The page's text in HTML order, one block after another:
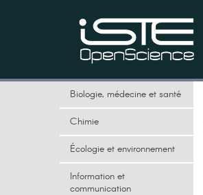
Biologie, médecine et santé
Chimie
Écologie et environnement
Information et
communication